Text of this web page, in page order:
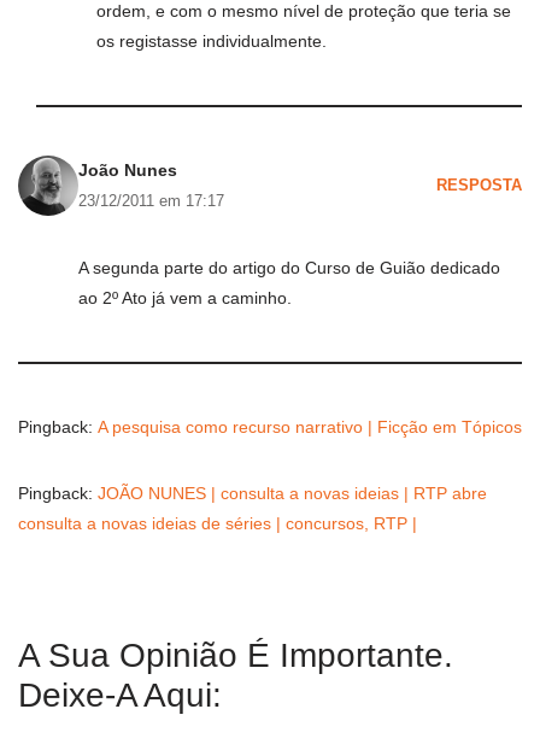
ordem, e com o mesmo nível de proteção que teria se
os registasse individualmente.
João Nunes
23/12/2011 em 17:17
RESPOSTA
A segunda parte do artigo do Curso de Guião dedicado
ao 2º Ato já vem a caminho.
Pingback: A pesquisa como recurso narrativo | Ficção em Tópicos
Pingback: JOÃO NUNES | consulta a novas ideias | RTP abre
consulta a novas ideias de séries | concursos, RTP |
A Sua Opinião É Importante.
Deixe-A Aqui: